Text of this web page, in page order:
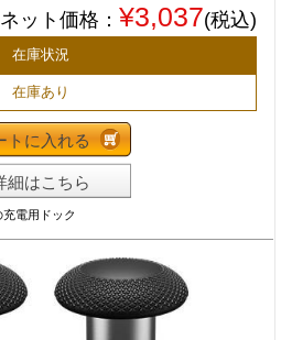
ネット価格： ¥3,037(税込)
在庫状況
在庫あり
トに入れる
細はこちら
電用ドック